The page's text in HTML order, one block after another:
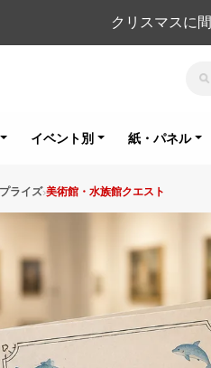
クリスマスに
イベント別 紙・パネル
ライズ 美術館・水族館クエスト